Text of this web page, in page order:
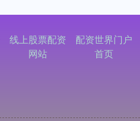
线上股票配资
网站
配资世界门户
首页